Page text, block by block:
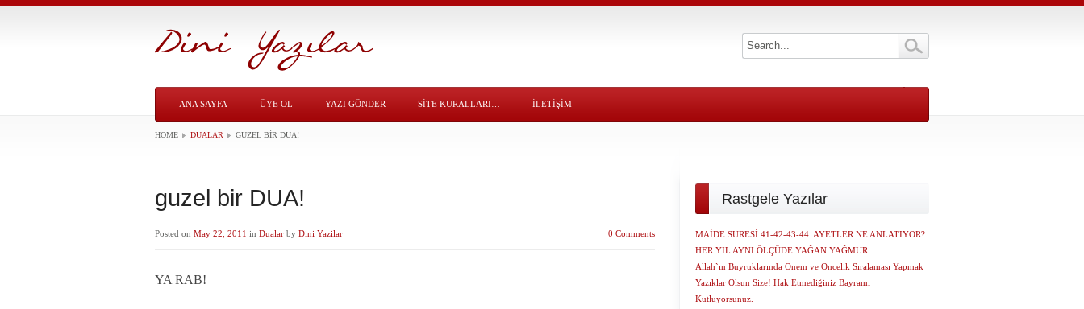
ANA SAYFA ÜYE OL YAZI GÖNDER SITE KURALLARI… İLETİŞİM
HOME DUALAR GUZEL BIR DUA!
guzel bir DUA!
Posted on May 22, 2011 in Dualar by Dini Yazilar 0 Comments
YA RAB!
Rastgele Yazılar
MAİDE SURESİ 41-42-43-44. AYETLER NE ANLATIYOR?
HER YIL AYNI ÖLÇÜDE YAĞAN YAĞMUR
Allah`ın Buyruklarında Önem ve Öncelik Sıralaması Yapmak
Yazıklar Olsun Size! Hak Etmediğiniz Bayramı
Kutluyorsunuz.